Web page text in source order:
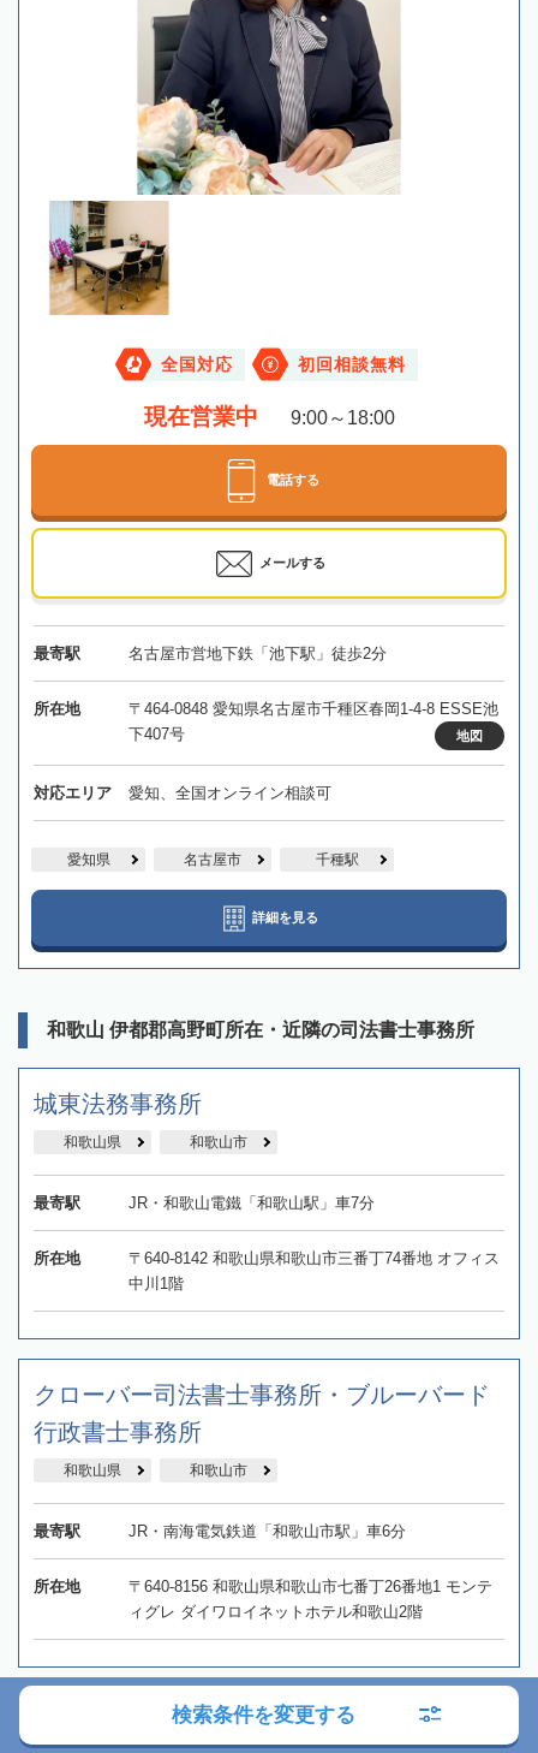
全国対応 初回相談無料
現在営業中 9:00～18:00
電話する
メールする
最寄駅 名古屋市営地下鉄「池下駅」徒歩2分
所在地
〒464-0848 愛知県名古屋市千種区春岡1-4-8 ESSE池
下407号
地図
対応エリア 愛知、全国オンライン相談可
愛知県 名古屋市 千種駅
詳細を見る
和歌山 伊都郡高野町所在・近隣の司法書士事務所
城東法務事務所
和歌山県 和歌山市
最寄駅 JR・和歌山電鐵「和歌山駅」車7分
所在地
〒640-8142 和歌山県和歌山市三番丁74番地 オフィス
中川1階
クローバー司法書士事務所・ブルーバード
行政書士事務所
和歌山県 和歌山市
最寄駅 JR・南海電気鉄道「和歌山市駅」車6分
所在地
〒640-8156 和歌山県和歌山市七番丁26番地1 モンテ
ィグレ ダイワロイネットホテル和歌山2階
司法書士・行政書士 木村直登事務所
検索条件を変更する